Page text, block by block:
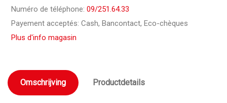
Numéro de téléphone:09/251.64.33
Payement acceptés: Cash, Bancontact, Eco-chèques
Plus d'info magasin
Omschrijving Productdetails